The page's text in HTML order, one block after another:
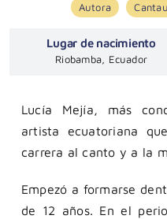
Lucía Mejía, más
artista ecuatoriana
carrera al canto y a la
Empezó a formarse
de 12 años. En el
Autora
Lugar de nacimiento
Riobamba, Ecuador